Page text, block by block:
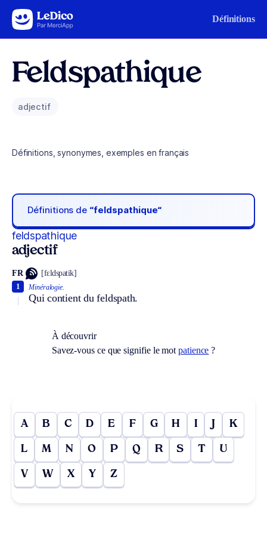
Aller au contenu Définitions
Feldspathique
adjectif
Définitions, synonymes, exemples en français
Définitions de “feldspathique“
feldspathique
adjectif
FR [fɛldspatik]
Minéralogie.
Qui contient du feldspath.
1
À découvrir
Savez-vous ce que signifie le motpatience ?
A B C D E F G H I J K
L M N O P Q R S T U
V W X Y Z